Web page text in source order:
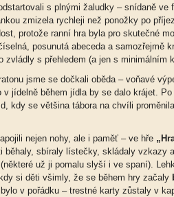
s plnými žaludky – snídaně ve
zmizela rychleji než ponožky po
protože ranní hra byla pro skutečné
posunutá abeceda a samozřejmě
zvládly s přehledem (a jen s minimálním
jsme se dočkali oběda – voňavé
v jídelně během jídla by se dalo krájet. Po
kdy se většina tábora na chvíli
nejen nohy, ale i paměť – ve hře
běhaly, sbíraly lístečky, skládaly vzkazy
už ji pomalu slyší i ve spaní).
si děti všimly, že se během hry začaly
v pořádku – trestné karty zůstaly v